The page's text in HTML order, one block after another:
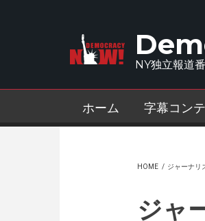
NY独立報道
ホーム 字幕コン
HOME / ジャーナリ
ジャ